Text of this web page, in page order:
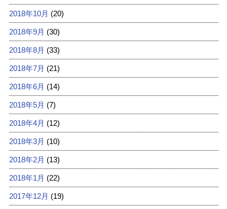
2018年10月 (20)
2018年9月 (30)
2018年8月 (33)
2018年7月 (21)
2018年6月 (14)
2018年5月 (7)
2018年4月 (12)
2018年3月 (10)
2018年2月 (13)
2018年1月 (22)
2017年12月 (19)